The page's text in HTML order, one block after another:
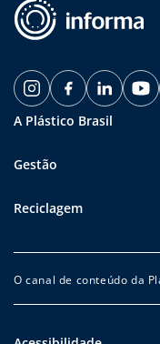
A Plástico Brasil
Gestão
Reciclagem
O canal de conteúdo da